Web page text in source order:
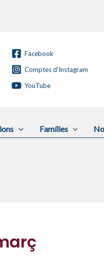
Facebook
Comptes d'Instagram
YouTube
Famílies